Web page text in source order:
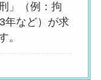
」（例：拘
年など）が求
。